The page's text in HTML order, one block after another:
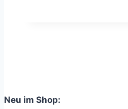
Neu im Shop: